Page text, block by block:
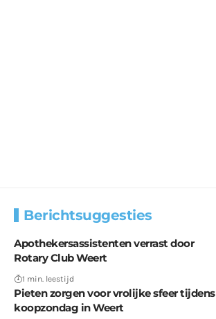
Berichtsuggesties
Apothekersassistenten verrast door
Rotary Club Weert
1 min. leestijd
Pieten zorgen voor vrolijke sfeer tijdens
koopzondag in Weert